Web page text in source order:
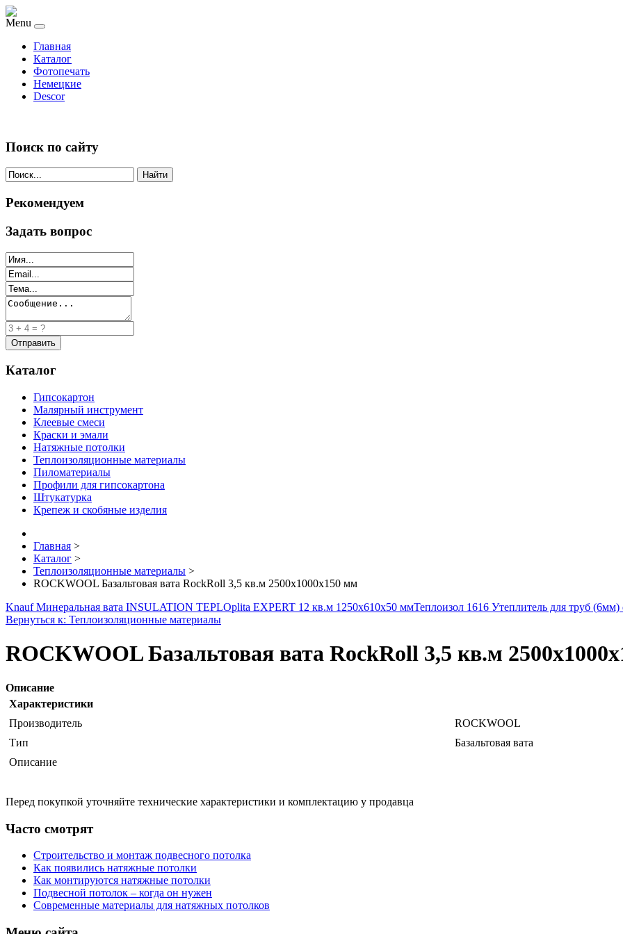
Menu
Главная
Каталог
Фотопечать
Немецкие
Descor
Поиск по сайту
Найти
Рекомендуем
Задать вопрос
Каталог
Гипсокартон
Малярный инструмент
Клеевые смеси
Краски и эмали
Натяжные потолки
Теплоизоляционные материалы
Пиломатериалы
Профили для гипсокартона
Штукатурка
Крепеж и скобяные изделия
Главная >
Каталог >
Теплоизоляционные материалы >
ROCKWOOL Базальтовая вата RockRoll 3,5 кв.м 2500x1000x150 мм
Knauf Минеральная вата INSULATION TEPLOplita EXPERT 12 кв.м 1250x610x50 ммТеплоизол 1616 Утеплитель для труб (6мм)
Вернуться к: Теплоизоляционные материалы
ROCKWOOL Базальтовая вата RockRoll 3,5 кв.м
Описание
Характеристики
Производитель
ROCKWOOL
Тип
Базальтовая вата
Описание
Перед покупкой уточняйте технические характеристики и комплектацию у продавца
Часто смотрят
Строительство и монтаж подвесного потолка
Как появились натяжные потолки
Как монтируются натяжные потолки
Подвесной потолок – когда он нужен
Современные материалы для натяжных потолков